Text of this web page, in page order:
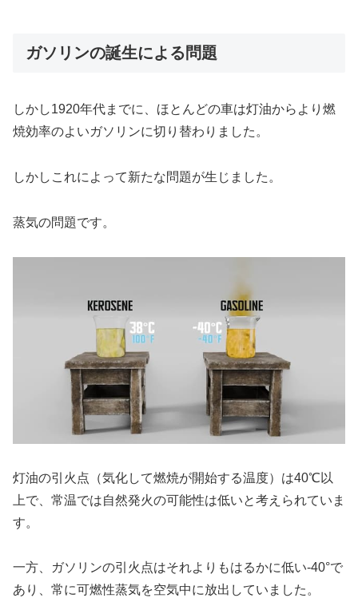
ガソリンの誕生による問題
しかし1920年代までに、ほとんどの車は灯油からより燃
焼効率のよいガソリンに切り替わりました。
しかしこれによって新たな問題が生じました。
蒸気の問題です。
灯油の引火点（気化して燃焼が開始する温度）は40℃以
上で、常温では自然発火の可能性は低いと考えられていま
す。
一方、ガソリンの引火点はそれよりもはるかに低い-40°で
あり、常に可燃性蒸気を空気中に放出していました。